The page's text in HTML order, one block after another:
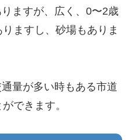
ますが、広く、0〜2歳
ますし、砂場もありま
量が多い時もある市道
できます。